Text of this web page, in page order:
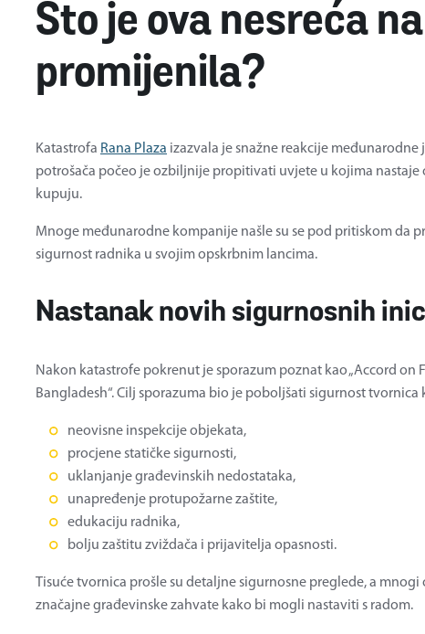
Što je ova nesreća
promijenila?
Katastrofa Rana Plaza izazvala je snažne reakcije
potrošača počeo je ozbiljnije propitivati uvjete u kojima nastaje
kupuju.
Mnoge međunarodne kompanije našle su se pod pritiskom da
sigurnost radnika u svojim opskrbnim lancima.
Nastanak novih sigurnosnih
Nakon katastrofe pokrenut je sporazum poznat kao „Accord on
Bangladesh“. Cilj sporazuma bio je poboljšati sigurnost tvornica
neovisne inspekcije objekata,
procjene statičke sigurnosti,
uklanjanje građevinskih nedostataka,
unapređenje protupožarne zaštite,
edukaciju radnika,
bolju zaštitu zviždača i prijavitelja opasnosti.
Tisuće tvornica prošle su detaljne sigurnosne preglede, a
značajne građevinske zahvate kako bi mogli nastaviti s radom.